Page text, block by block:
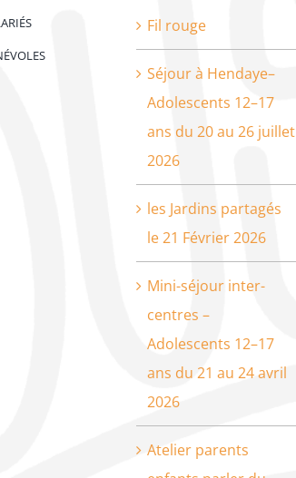
Fil rouge
Séjour à Hendaye–
Adolescents 12–17
ans du 20 au 26 juillet
2026
les Jardins partagés
le 21 Février 2026
Mini-séjour inter-
centres –
Adolescents 12–17
ans du 21 au 24 avril
2026
Atelier parents